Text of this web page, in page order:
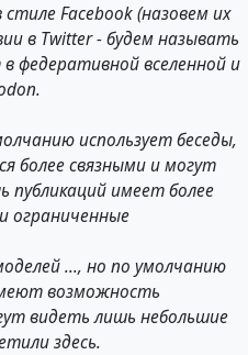
Facebook (назовем их
в Twitter - будем называть
федеративной вселенной и
использует беседы,
более связными и могут
публикаций имеет более
ограниченные
..., но по умолчанию
возможность
видеть лишь небольшие
здесь.